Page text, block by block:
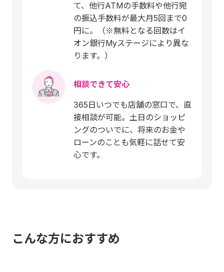
て、他行ATMの手数料や他行宛
の振込手数料が最大月5回まで0
円に。（※無料となる回数はイ
オン銀行Myステージにより異な
ります。）
相談できて安心
365日いつでも店舗の窓口で、直
接相談が可能。土日のショッピ
ングのついでに、将来のお金や
ローンのことも気軽に話せて安
心です。
こんな方におすすめ